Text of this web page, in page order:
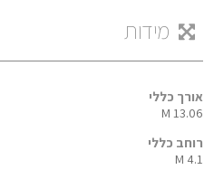
מידות
אורך כללי
13.06 M
רוחב כללי
4.1 M